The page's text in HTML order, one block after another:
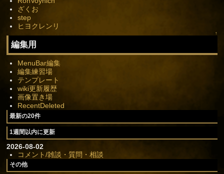
ざくお
step
ヒヨクレンリ
↑
編集用
MenuBar編集
編集練習場
テンプレート
wiki更新履歴
画像置き場
RecentDeleted
最新の20件
1週間以内に更新
2026-08-02
コメント/雑談・質問・相談
その他